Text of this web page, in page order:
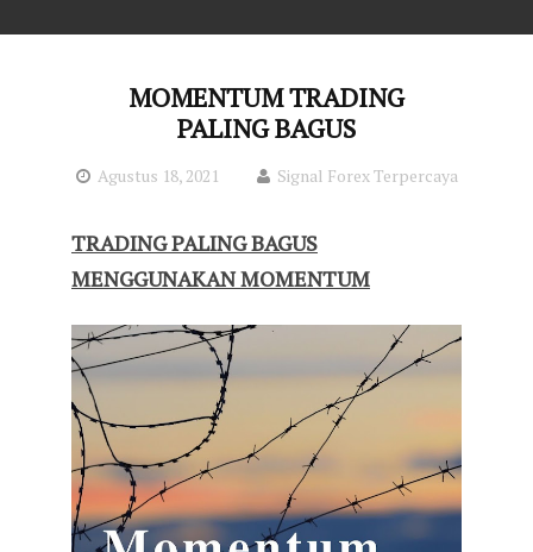
Skip to content
MOMENTUM TRADING
PALING BAGUS
Agustus 18, 2021 Signal Forex Terpercaya
TRADING PALING BAGUS
MENGGUNAKAN MOMENTUM